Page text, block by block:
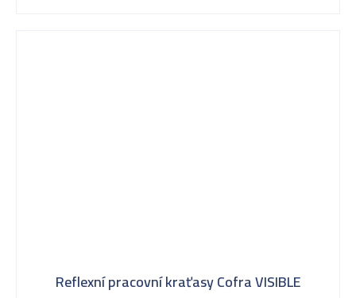
Reflexní pracovní kraťasy Cofra VISIBLE